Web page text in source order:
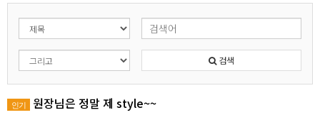
검색
인기 원장님은 정말 제 style~~